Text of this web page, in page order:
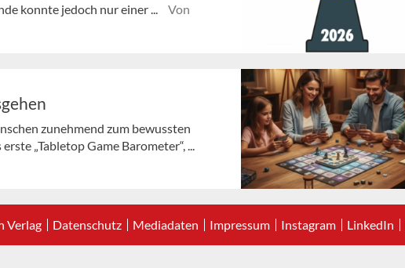
konnte jedoch nur einer ...
Von
zunehmend zum bewussten
„Tabletop Game Barometer“, ...
Verlag Datenschutz Mediadaten Impressum Instagram LinkedIn